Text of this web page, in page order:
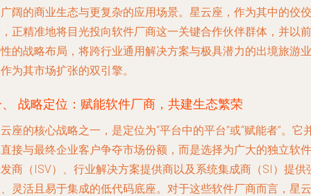
阔的商业生态与更复杂的应用场景。星云座，作为其中的佼佼
正精准地将目光投向软件厂商这一关键合作伙伴群体，并以前
的战略布局，将跨行业通用解决方案与极具潜力的出境旅游业
为其市场扩张的双引擎。
战略定位：赋能软件厂商，共建生态繁荣
座的核心战略之一，是定位为“平台中的平台”或“赋能者”。它
接与最终企业客户争夺市场份额，而是选择为广大的独立软件
商（ISV）、行业解决方案提供商以及系统集成商（SI）提供
灵活且易于集成的低代码底座。对于这些软件厂商而言，星云